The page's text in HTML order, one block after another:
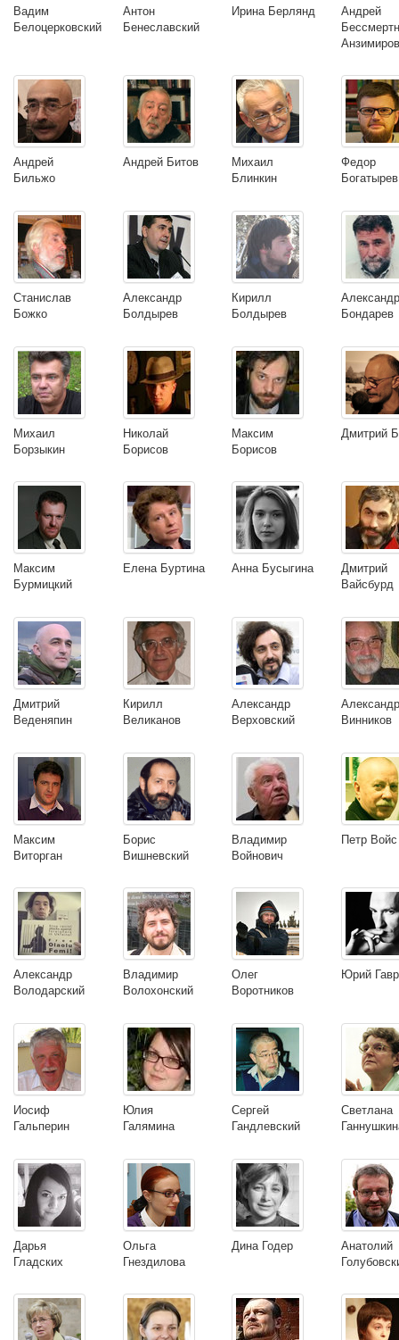
Вадим
Белоцерковский
Антон
Бенеславский
Ирина Берлянд
Андрей
Андрей
Бильжо
Андрей Битов
Михаил
Блинкин
Федор
Богатырев
Станислав
Божко
Александр
Болдырев
Кирилл
Болдырев
Бондарев
Михаил
Борзыкин
Николай
Борисов
Максим
Борисов
Дмитрий
Максим
Бурмицкий
Елена Буртина Анна Бусыгина
Дмитрий
Вайсбурд
Дмитрий
Веденяпин
Кирилл
Великанов
Александр
Верховский
Винников
Максим
Виторган
Борис
Вишневский
Владимир
Войнович
Петр Войс
Александр
Володарский
Владимир
Волохонский
Олег
Воротников
Юрий
Иосиф
Гальперин
Юлия
Галямина
Сергей
Гандлевский
Светлана
Дарья
Гладских
Ольга
Гнездилова
Дина Годер
Анатолий